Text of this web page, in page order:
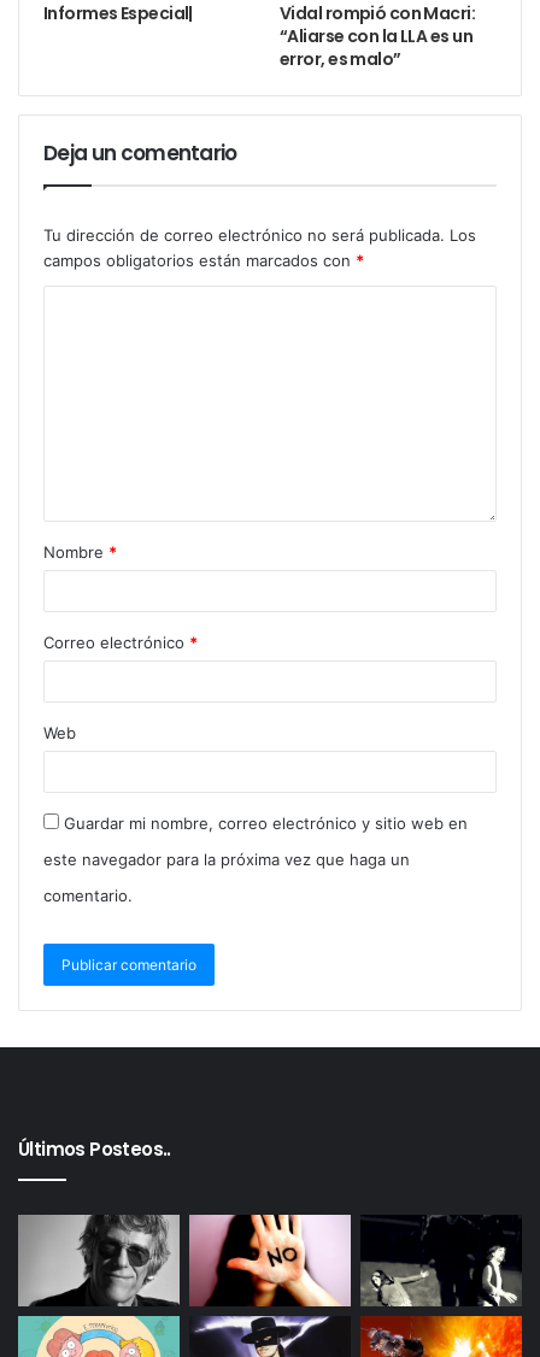
Informes Especial|
Vidal rompió con Macri:
“Aliarse con la LLA es un
error, es malo”
Deja un comentario
Tu dirección de correo electrónico no será publicada. Los
campos obligatorios están marcados con *
Nombre *
Correo electrónico *
Web
Guardar mi nombre, correo electrónico y sitio web en
este navegador para la próxima vez que haga un
comentario.
Últimos Posteos..